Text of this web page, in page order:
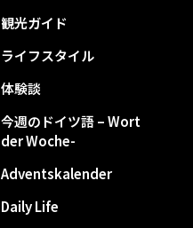
観光ガイド
ライフスタイル
体験談
今週のドイツ語 – Wort
der Woche-
Adventskalender
Daily Life